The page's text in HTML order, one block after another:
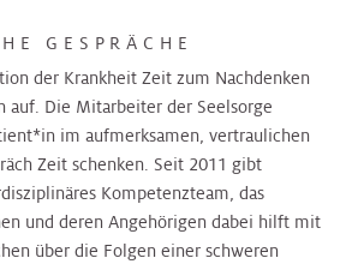
GESPRÄCHE
der Krankheit Zeit zum Nachdenken
auf. Die Mitarbeiter der Seelsorge
im aufmerksamen, vertraulichen
Zeit schenken. Seit 2011 gibt
Kompetenzteam, das
und deren Angehörigen dabei hilft mit
über die Folgen einer schweren